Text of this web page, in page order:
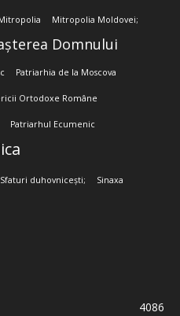
Mitropolia Moldovei;
Domnului
Patriarhia de la Moscova
Ortodoxe Române
Patriarhul Ecumenic
Sfaturi duhovnicești; Sinaxa
4086